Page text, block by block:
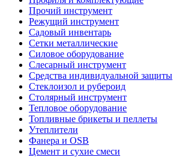
Прочий инструмент
Режущий инструмент
Садовый инвентарь
Сетки металлические
Силовое оборудование
Слесарный инструмент
Средства индивидуальной защиты
Стеклоизол и рубероид
Столярный инструмент
Тепловое оборудование
Топливные брикеты и пеллеты
Утеплители
Фанера и OSB
Цемент и сухие смеси